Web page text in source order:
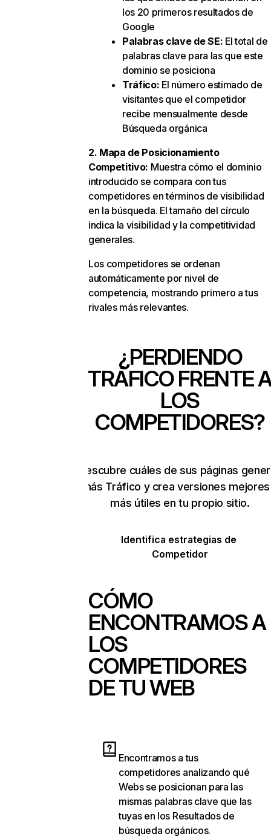
los 20 primeros resultados de
Google
Palabras clave de SE: El total de
palabras clave para las que este
dominio se posiciona
Tráfico: El número estimado de
visitantes que el competidor
recibe mensualmente desde
Búsqueda orgánica
2. Mapa de Posicionamiento
Competitivo: Muestra cómo el dominio
introducido se compara con tus
competidores en términos de visibilidad
en la búsqueda. El tamaño del círculo
indica la visibilidad y la competitividad
generales.
Los competidores se ordenan
automáticamente por nivel de
competencia, mostrando primero a tus
rivales más relevantes.
¿PERDIENDO
TRÁFICO FRENTE
LOS
COMPETIDORES?
Descubre cuáles de sus páginas
más Tráfico y crea versiones
más útiles en tu propio sitio.
Identifica estrategias de
Competidor
CÓMO
ENCONTRAMOS A
LOS
COMPETIDORES
DE TU WEB
Encontramos a tus
competidores analizando qué
Webs se posicionan para las
mismas palabras clave que las
tuyas en los Resultados de
búsqueda orgánicos.